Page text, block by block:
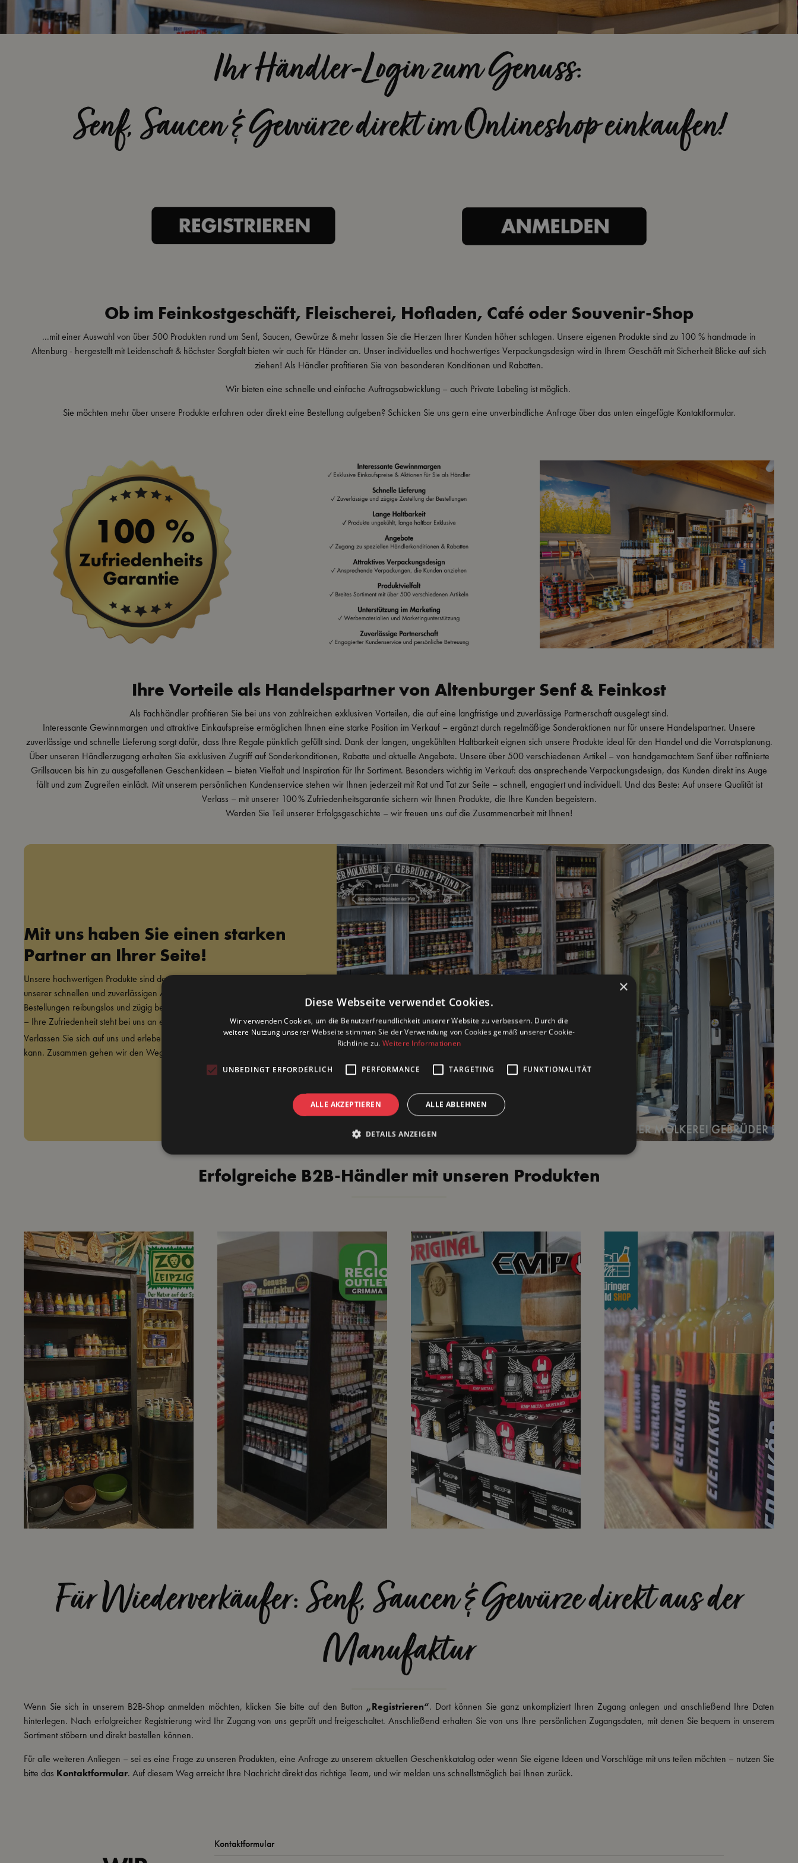
Ihr Händler-Login zum Genuss:
Senf, Saucen & Gewürze direkt im Onlineshop einkaufen!
Ob im Feinkostgeschäft, Fleischerei, Hofladen, Café oder Souvenir-Shop
...mit einer Auswahl von über 500 Produkten rund um Senf, Saucen, Gewürze & mehr lassen Sie die Herzen Ihrer Kunden höher schlagen. Unsere eigenen Produkte sind zu 100 % handmade in
Altenburg - hergestellt mit Leidenschaft & höchster Sorgfalt bieten wir auch für Händer an. Unser individuelles und hochwertiges Verpackungsdesign wird in Ihrem Geschäft mit Sicherheit Blicke auf sich
ziehen! Als Händler profitieren Sie von besonderen Konditionen und Rabatten.
Wir bieten eine schnelle und einfache Auftragsabwicklung – auch Private Labeling ist möglich.
Sie möchten mehr über unsere Produkte erfahren oder direkt eine Bestellung aufgeben? Schicken Sie uns gern eine unverbindliche Anfrage über das unten eingefügte Kontaktformular.
Ihre Vorteile als Handelspartner von Altenburger Senf & Feinkost
Als Fachhändler profitieren Sie bei uns von zahlreichen exklusiven Vorteilen, die auf eine langfristige und zuverlässige Partnerschaft ausgelegt sind.
Interessante Gewinnmargen und attraktive Einkaufspreise ermöglichen Ihnen eine starke Position im Verkauf – ergänzt durch regelmäßige Sonderaktionen nur für unsere Handelspartner. Unsere
zuverlässige und schnelle Lieferung sorgt dafür, dass Ihre Regale pünktlich gefüllt sind. Dank der langen, ungekühlten Haltbarkeit eignen sich unsere Produkte ideal für den Handel und die Vorratsplanung.
Über unseren Händlerzugang erhalten Sie exklusiven Zugriff auf Sonderkonditionen, Rabatte und aktuelle Angebote. Unsere über 500 verschiedenen Artikel – von handgemachtem Senf über raffinierte
Grillsaucen bis hin zu ausgefallenen Geschenkideen – bieten Vielfalt und Inspiration für Ihr Sortiment. Besonders wichtig im Verkauf: das ansprechende Verpackungsdesign, das Kunden direkt ins Auge
fällt und zum Zugreifen einlädt. Mit unserem persönlichen Kundenservice stehen wir Ihnen jederzeit mit Rat und Tat zur Seite – schnell, engagiert und individuell. Und das Beste: Auf unsere Qualität ist
Verlass – mit unserer 100 % Zufriedenheitsgarantie sichern wir Ihnen Produkte, die Ihre Kunden begeistern.
Werden Sie Teil unserer Erfolgsgeschichte – wir freuen uns auf die Zusammenarbeit mit Ihnen!
Mit uns haben Sie einen starken
Partner an Ihrer Seite!
Unsere hochwertigen Produkte sind das Ergebnis von 100 % Liebe und Hingabe. Mit
unserer schnellen und zuverlässigen Auftragsabwicklung stellen wir sicher, dass Ihre
Bestellungen reibungslos und zügig bei Ihnen eintreffen. Denn bei uns sind Sie König
– Ihre Zufriedenheit steht bei uns an erster Stelle!
Verlassen Sie sich auf uns und erleben Sie, wie eine starke Partnerschaft aussehen
kann. Zusammen gehen wir den Weg zum Erfolg!
Erfolgreiche B2B-Händler mit unseren Produkten
Für Wiederverkäufer: Senf, Saucen & Gewürze direkt aus der
Manufaktur
Wenn Sie sich in unserem B2B-Shop anmelden möchten, klicken Sie bitte auf den Button „Registrieren“. Dort können Sie ganz unkompliziert Ihren Zugang anlegen und anschließend Ihre Daten
hinterlegen. Nach erfolgreicher Registrierung wird Ihr Zugang von uns geprüft und freigeschaltet. Anschließend erhalten Sie von uns Ihre persönlichen Zugangsdaten, mit denen Sie bequem in unserem
Sortiment stöbern und direkt bestellen können.
Für alle weiteren Anliegen – sei es eine Frage zu unseren Produkten, eine Anfrage zu unserem aktuellen Geschenkkatalog oder wenn Sie eigene Ideen und Vorschläge mit uns teilen möchten – nutzen Sie
bitte das Kontaktformular. Auf diesem Weg erreicht Ihre Nachricht direkt das richtige Team, und wir melden uns schnellstmöglich bei Ihnen zurück.
Kontaktformular
×
Diese Webseite verwendet Cookies.
Wir verwenden Cookies, um die Benutzerfreundlichkeit unserer Website zu verbessern. Durch die
weitere Nutzung unserer Webseite stimmen Sie der Verwendung von Cookies gemäß unserer Cookie-
Richtlinie zu.Weitere Informationen
UNBEDINGT ERFORDERLICH PERFORMANCE TARGETING FUNKTIONALITÄT
ALLE AKZEPTIEREN ALLE ABLEHNEN
DETAILS ANZEIGEN